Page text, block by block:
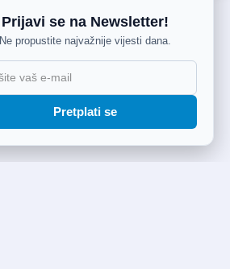
Prijavi se na Newsletter!
Ne propustite najvažnije vijesti dana.
Pretplati se